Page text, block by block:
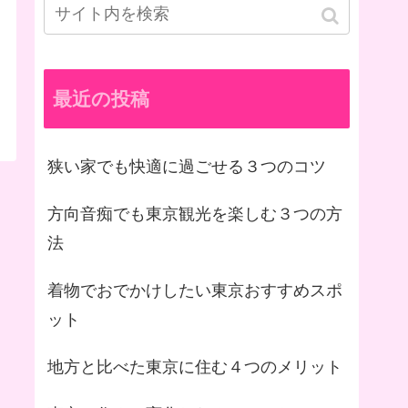
最近の投稿
狭い家でも快適に過ごせる３つのコツ
方向音痴でも東京観光を楽しむ３つの方
法
着物でおでかけしたい東京おすすめスポ
ット
地方と比べた東京に住む４つのメリット